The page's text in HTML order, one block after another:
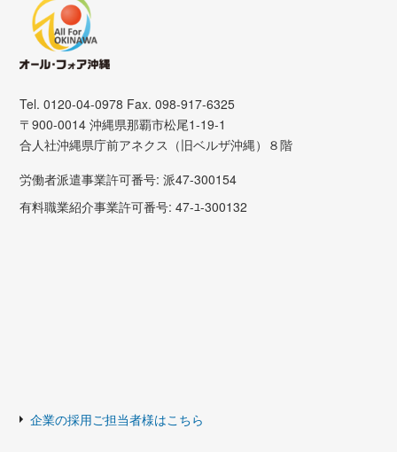
Tel. 0120-04-0978 Fax. 098-917-6325
〒900-0014 沖縄県那覇市松尾1-19-1
合人社沖縄県庁前アネクス（旧ベルザ沖縄）８階
労働者派遣事業許可番号: 派47-300154
有料職業紹介事業許可番号: 47-ﾕ-300132
企業の採用ご担当者様はこちら